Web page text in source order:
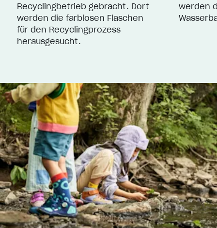
Recyclingbetrieb gebracht. Dort
werden die farblosen Flaschen
für den Recyclingprozess
herausgesucht.
werden